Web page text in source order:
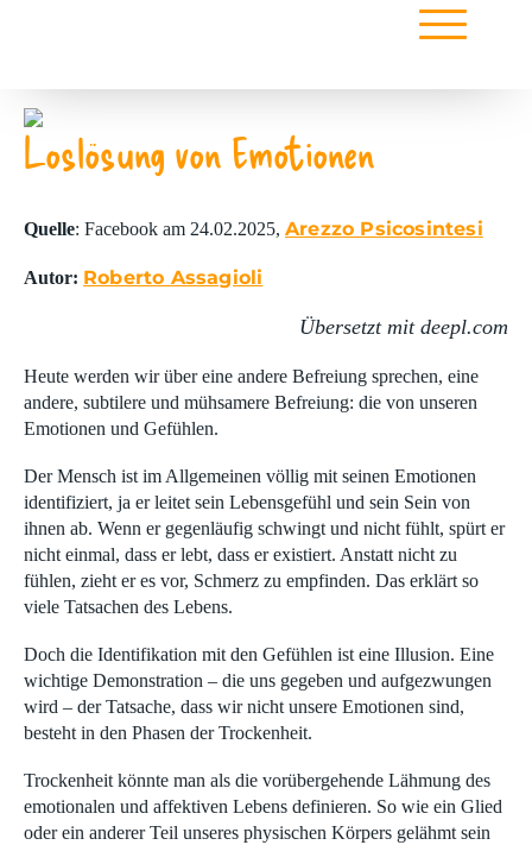
Loslösung von Emotionen
Quelle: Facebook am 24.02.2025, Arezzo Psicosintesi
Autor: Roberto Assagioli
Übersetzt mit deepl.com
Heute werden wir über eine andere Befreiung sprechen, eine
andere, subtilere und mühsamere Befreiung: die von unseren
Emotionen und Gefühlen.
Der Mensch ist im Allgemeinen völlig mit seinen Emotionen
identifiziert, ja er leitet sein Lebensgefühl und sein Sein von
ihnen ab. Wenn er gegenläufig schwingt und nicht fühlt, spürt er
nicht einmal, dass er lebt, dass er existiert. Anstatt nicht zu
fühlen, zieht er es vor, Schmerz zu empfinden. Das erklärt so
viele Tatsachen des Lebens.
Doch die Identifikation mit den Gefühlen ist eine Illusion. Eine
wichtige Demonstration – die uns gegeben und aufgezwungen
wird – der Tatsache, dass wir nicht unsere Emotionen sind,
besteht in den Phasen der Trockenheit.
Trockenheit könnte man als die vorübergehende Lähmung des
emotionalen und affektiven Lebens definieren. So wie ein Glied
oder ein anderer Teil unseres physischen Körpers gelähmt sein